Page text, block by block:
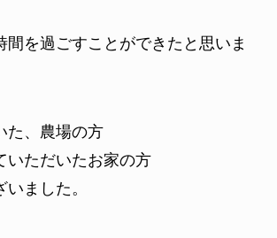
間を過ごすことができたと思いま
た、農場の方
いただいたお家の方
ました。